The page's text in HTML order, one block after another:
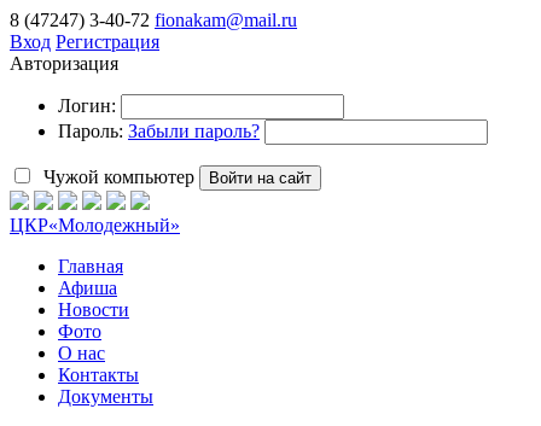
8 (47247) 3-40-72 fionakam@mail.ru
Вход Регистрация
Авторизация
Логин:
Пароль: Забыли пароль?
Чужой компьютер Войти на сайт
ЦКР«Молодежный»
Главная
Афиша
Новости
Фото
О нас
Контакты
Документы